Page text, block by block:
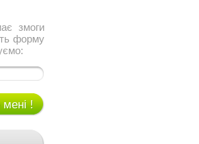
змоги
форму
!